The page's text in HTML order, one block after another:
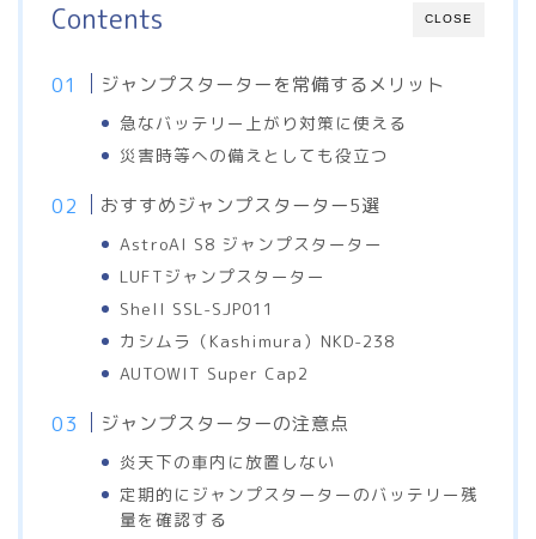
CLOSE
Contents
ジャンプスターターを常備するメリット
急なバッテリー上がり対策に使える
災害時等への備えとしても役立つ
おすすめジャンプスターター5選
AstroAI S8 ジャンプスターター
LUFTジャンプスターター
Shell SSL-SJP011
カシムラ（Kashimura）NKD-238
AUTOWIT Super Cap2
ジャンプスターターの注意点
炎天下の車内に放置しない
定期的にジャンプスターターのバッテリー残
量を確認する